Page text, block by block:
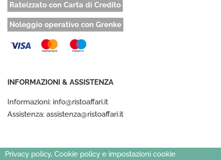
Rateizzato con Carta di Credito
Noleggio operativo con Grenke
INFORMAZIONI & ASSISTENZA
Informazioni: info@ristoaffari.it
Assistenza: assistenza@ristoaffari.it
Privacy policy, Cookie policy e impostazioni cookie